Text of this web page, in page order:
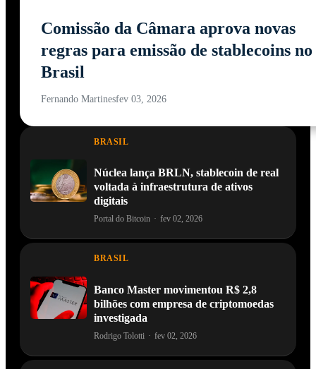
Comissão da Câmara aprova novas
regras para emissão de stablecoins no
Brasil
Fernando Martinesfev 03, 2026
BRASIL
Núclea lança BRLN, stablecoin de real
voltada à infraestrutura de ativos
digitais
Portal do Bitcoin · fev 02, 2026
BRASIL
Banco Master movimentou R$ 2,8
bilhões com empresa de criptomoedas
investigada
Rodrigo Tolotti · fev 02, 2026